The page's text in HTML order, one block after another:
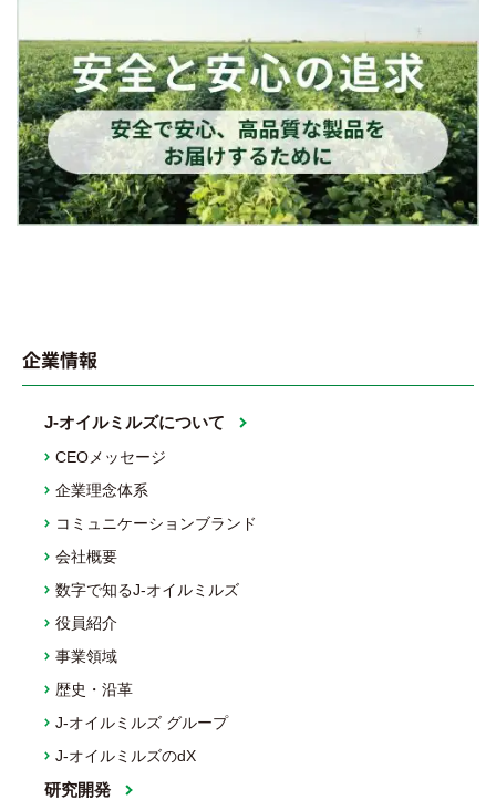
企業情報
J-オイルミルズについて
CEOメッセージ
企業理念体系
コミュニケーションブランド
会社概要
数字で知るJ-オイルミルズ
役員紹介
事業領域
歴史・沿革
J-オイルミルズ グループ
J-オイルミルズのdX
研究開発